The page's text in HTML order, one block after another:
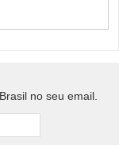
no seu email.